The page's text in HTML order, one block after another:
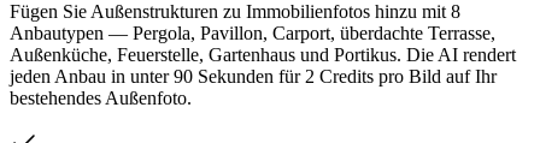
Fügen Sie Außenstrukturen zu Immobilienfotos hinzu mit 8
Anbautypen — Pergola, Pavillon, Carport, überdachte Terrasse,
Außenküche, Feuerstelle, Gartenhaus und Portikus. Die AI rendert
jeden Anbau in unter 90 Sekunden für 2 Credits pro Bild auf Ihr
bestehendes Außenfoto.